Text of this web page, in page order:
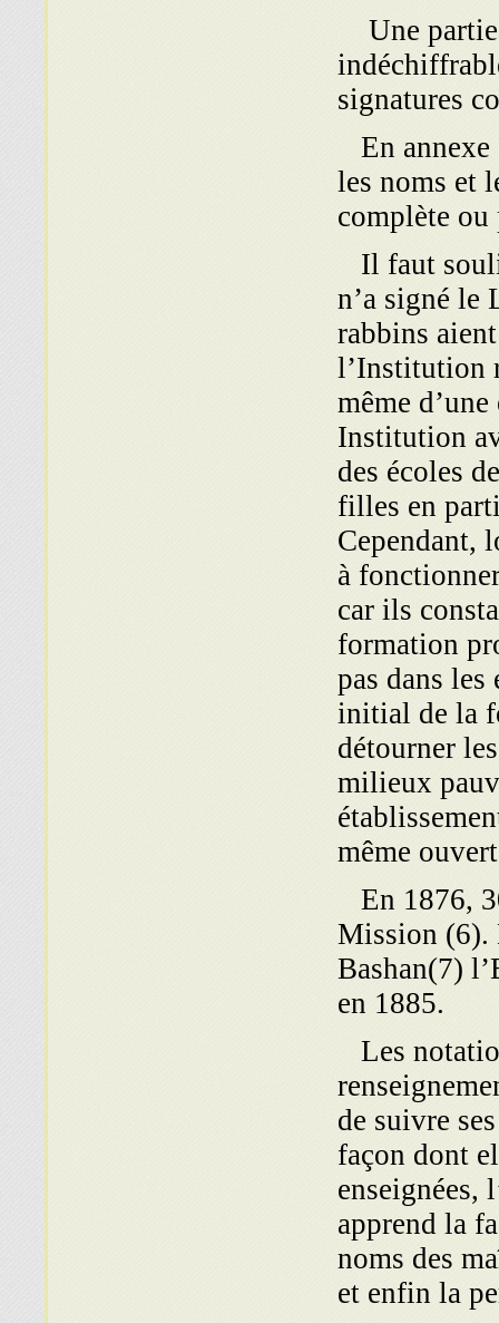
Une partie
signatures
En annexe
les noms et
complète
Il faut
n’a signé le
rabbins
l’Institution
même
Institution
des écoles
filles en
Cependant,
à
car ils
formation
pas dans
initial de la
détourner
milieux
même
En 1876,
Mission (6).
Bashan(7)
en 1885.
Les
de suivre
façon dont
enseignées,
apprend la
noms des
et enfin la